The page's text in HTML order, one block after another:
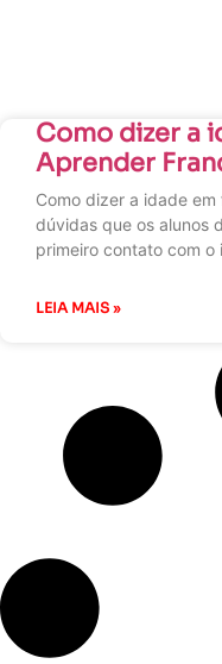
Como dizer a
Aprender
Como dizer a idade
dúvidas que os alunos
primeiro contato com o
LEIA MAIS »